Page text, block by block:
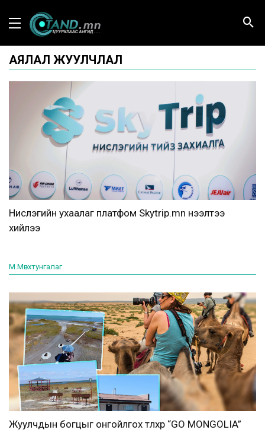
АЯЛАЛ ЖУУЛЧЛАЛ
Нислэгийн ухаалаг платфом Skytrip.mn нээлтээ
хийлээ
М.Мөнхтунгалаг
Жуулчдын богцыг онгойлгох түлхүүр “GO MONGOLIA”